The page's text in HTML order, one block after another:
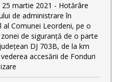
martie 2021 - Hotărâre
de administrare în
al Comunei Leordeni, pe o
de siguranță de o parte
DJ 703B, de la km
accesării de Fonduri